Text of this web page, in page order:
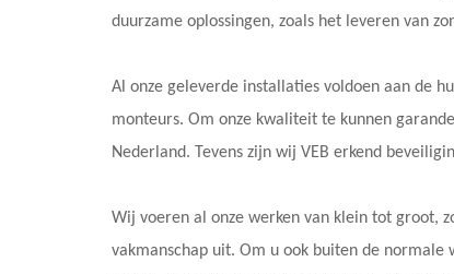
duurzame oplossingen, zoals het leveren van
Al onze geleverde installaties voldoen aan de
monteurs. Om onze kwaliteit te kunnen
Nederland. Tevens zijn wij VEB erkend
Wij voeren al onze werken van klein tot groot,
vakmanschap uit. Om u ook buiten de